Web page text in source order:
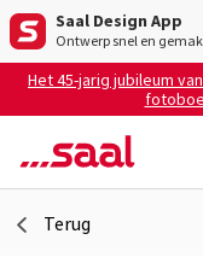
Saal Design App
Ontwerp snel en
Het 45-jarig jubileum
Terug